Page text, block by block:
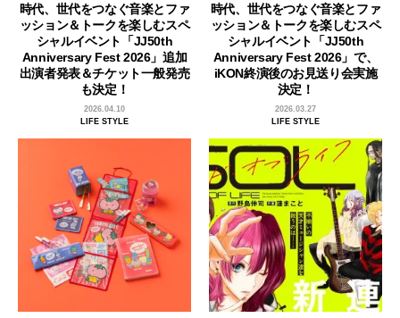
時代、世代をつなぐ音楽とファ
ッション＆トークを楽しむスペ
シャルイベント「JJ50th
Anniversary Fest 2026」追加
出演者発表＆チケット一般発売
も決定！
2026.04.10
LIFE STYLE
時代、世代をつなぐ音楽とファ
ッション＆トークを楽しむスペ
シャルイベント「JJ50th
Anniversary Fest 2026」で、
iKON終演後のお見送り会実施
決定！
2026.03.27
LIFE STYLE